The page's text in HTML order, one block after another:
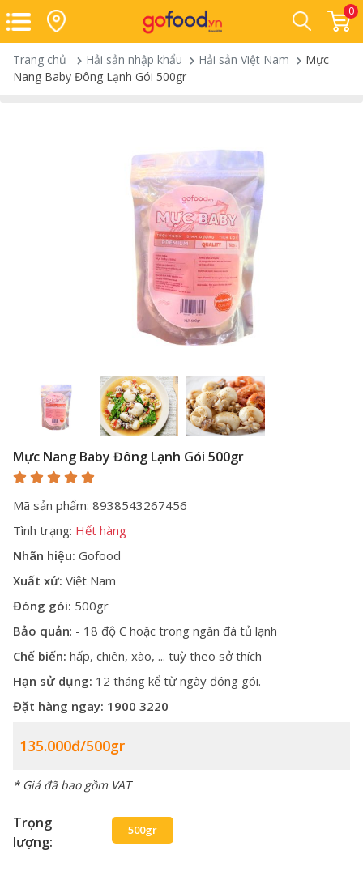
0
Trang chủ Hải sản nhập khẩu Hải sản Việt Nam
Mực
Nang Baby Đông Lạnh Gói 500gr
Mực Nang Baby Đông Lạnh Gói 500gr
Mã sản phẩm: 8938543267456
Tình trạng: Hết hàng
Nhãn hiệu: Gofood
Xuất xứ: Việt Nam
Đóng gói: 500gr
Bảo quản: - 18 độ C hoặc trong ngăn đá tủ lạnh
Chế biến: hấp, chiên, xào, ... tuỳ theo sở thích
Hạn sử dụng: 12 tháng kể từ ngày đóng gói.
Đặt hàng ngay: 1900 3220
135.000đ/500gr
* Giá đã bao gồm VAT
Trọng
lượng:
500gr